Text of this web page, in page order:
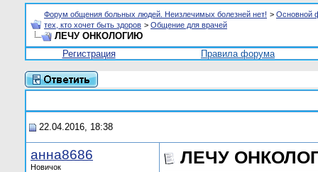
Форум общения больных людей. Неизлечимых болезней нет! > Основной
тех, кто хочет быть здоров > Общение для врачей
ЛЕЧУ ОНКОЛОГИЮ
Регистрация
Правила форума
22.04.2016, 18:38
анна8686
Новичок
ЛЕЧУ